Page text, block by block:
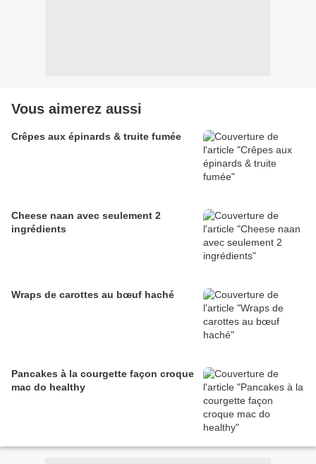
Vous aimerez aussi
Crêpes aux épinards & truite fumée
Cheese naan avec seulement 2
ingrédients
Wraps de carottes au bœuf haché
Pancakes à la courgette façon croque
mac do healthy